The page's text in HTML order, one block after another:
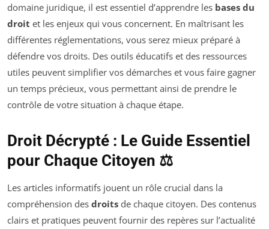
domaine juridique, il est essentiel d’apprendre les bases du
droit et les enjeux qui vous concernent. En maîtrisant les
différentes réglementations, vous serez mieux préparé à
défendre vos droits. Des outils éducatifs et des ressources
utiles peuvent simplifier vos démarches et vous faire gagner
un temps précieux, vous permettant ainsi de prendre le
contrôle de votre situation à chaque étape.
Droit Décrypté : Le Guide Essentiel
pour Chaque Citoyen ⚖️
Les articles informatifs jouent un rôle crucial dans la
compréhension des droits de chaque citoyen. Des contenus
clairs et pratiques peuvent fournir des repères sur l’actualité